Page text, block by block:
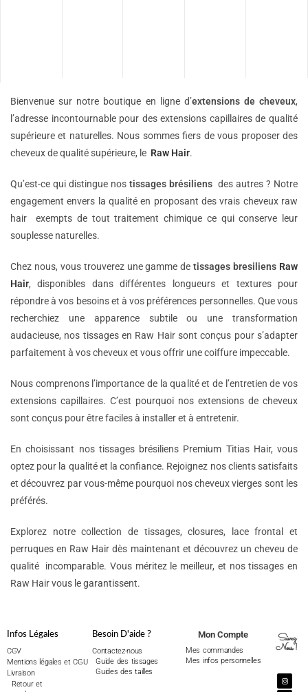
Bienvenue sur notre boutique en ligne d’extensions decheveux,
l’adresse incontournable pour des extensions capillaires de qualité
supérieure et naturelles. Nous sommes fiers de vous proposer des
cheveux de qualité supérieure, le Raw Hair.
Qu’est-ce qui distingue nos tissages brésiliens des autres ? Notre
engagement envers la qualité en proposant des vrais cheveux raw
hair exempts de tout traitement chimique ce qui conserve leur
souplesse naturelles.
Chez nous, vous trouverez une gamme detissages bresiliens Raw
Hair, disponibles dans différentes longueurs et textures pour
répondre à vos besoins et à vos préférences personnelles. Que vous
recherchiez une apparence subtile ou une transformation
audacieuse, nos tissages en Raw Hair sont conçus pour s’adapter
parfaitement à vos cheveux et vous offrir une coiffure impeccable.
Nous comprenons l’importance de la qualité et de l’entretien de vos
extensions capillaires. C’est pourquoi nos extensions de cheveux
sont conçus pour être faciles à installer et à entretenir.
En choisissant nos tissages brésiliens Premium Titias Hair, vous
optez pour la qualité et la confiance. Rejoignez nos clients satisfaits
et découvrez par vous-même pourquoi nos cheveux vierges sont les
préférés.
Explorez notre collection de tissages, closures, lace frontal et
perruques en Raw Hair dès maintenant et découvrez un cheveu de
qualité incomparable. Vous méritez le meilleur, et nos tissages en
Raw Hair vous le garantissent.
Infos Légales
CGV
Mentions légales et CGU
Livraison
Retour et
Besoin D'aide ?
Contactez-nous
Guide des tissages
Guides des tailles
Mon Compte
Mes commandes
Mes infos personnelles
Suivez
Nous !